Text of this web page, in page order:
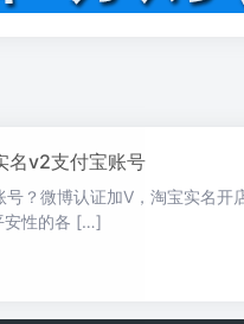
名v2支付宝账号
？微博认证加V，淘宝实名开
安性的各 […]